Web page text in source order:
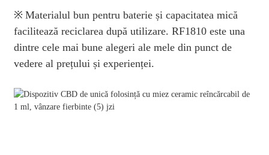
※ Materialul bun pentru baterie și capacitatea mică
facilitează reciclarea după utilizare. RF1810 este una
dintre cele mai bune alegeri ale mele din punct de
vedere al prețului și experienței.